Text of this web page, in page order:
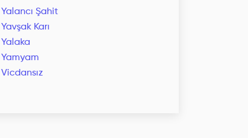
Yalancı Şahit
Yavşak Karı
Yalaka
Yamyam
Vicdansız